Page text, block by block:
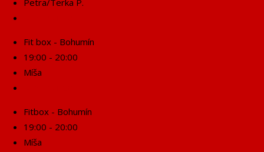
Petra/Terka P.
Fit box - Bohumín
19:00 - 20:00
Míša
Fitbox - Bohumín
19:00 - 20:00
Míša